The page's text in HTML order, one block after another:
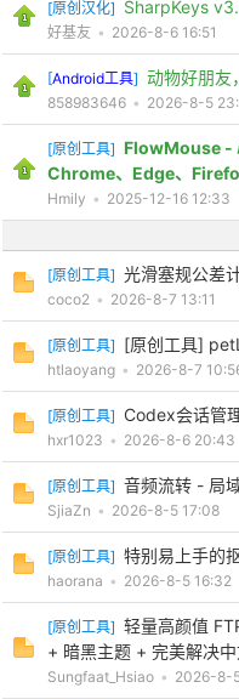
[原创汉化] SharpKeys
好基友 • 2026-8-6 16:51
[Android工具] 动物好朋友
858983646 • 2026-8-5
[原创工具] FlowMouse -
Chrome、Edge、
Hmily • 2025-12-16 12:33
[原创工具] 光滑塞规公差
coco2 • 2026-8-7 13:11
[原创工具] [原创工具]
htlaoyang • 2026-8-7
[原创工具] Codex会话管
hxr1023 • 2026-8-6 20:43
[原创工具] 音频流转 - 局
SjiaZn • 2026-8-5 17:08
[原创工具] 特别易上手的
haorana • 2026-8-5 16:32
[原创工具] 轻量高颜值
+ 暗黑主题 + 完美解决
Sungfaat_Hsiao • 2026-8-